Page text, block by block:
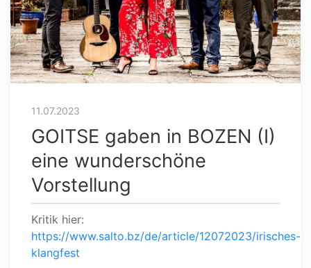
11.07.2023
GOITSE gaben in BOZEN (I)
eine wunderschöne
Vorstellung
Kritik hier:
https://www.salto.bz/de/article/12072023/irisches-
klangfest